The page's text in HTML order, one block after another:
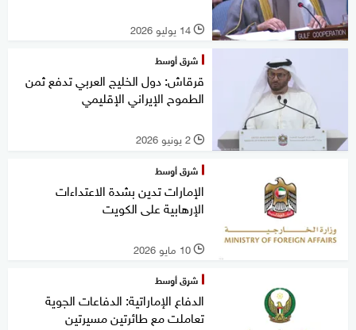
l 14 يوليو 2026
شرق أوسط
قرقاش: دول الخليج العربي تدفع ثمن
الطموح الإيراني الإقليمي
l 2 يونيو 2026
شرق أوسط
الإمارات تدين بشدة الاعتداءات
الإرهابية على الكويت
l 10 مايو 2026
شرق أوسط
الدفاع الإماراتية: الدفاعات الجوية
تعاملت مع طائرتين مسيرتين